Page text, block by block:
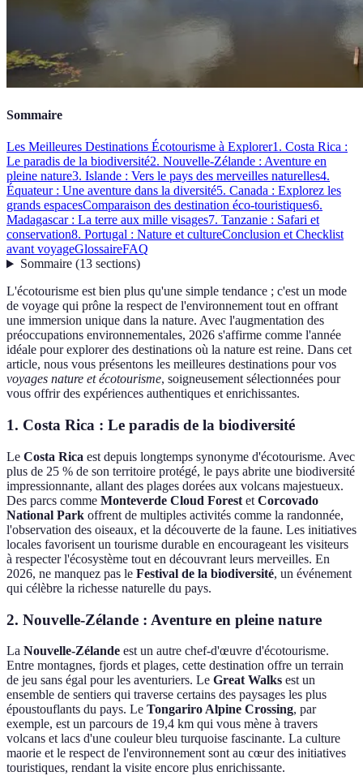
Sommaire
Les Meilleures Destinations Écotourisme à Explorer1. Costa Rica :
Le paradis de la biodiversité2. Nouvelle-Zélande : Aventure en
pleine nature3. Islande : Vers le pays des merveilles naturelles4.
Équateur : Une aventure dans la diversité5. Canada : Explorez les
grands espacesComparaison des destination éco-touristiques6.
Madagascar : La terre aux mille visages7. Tanzanie : Safari et
conservation8. Portugal : Nature et cultureConclusion et Checklist
avant voyageGlossaireFAQ
Sommaire(13 sections)
L'écotourisme est bien plus qu'une simple tendance ; c'est un mode
de voyage qui prône la respect de l'environnement tout en offrant
une immersion unique dans la nature. Avec l'augmentation des
préoccupations environnementales, 2026 s'affirme comme l'année
idéale pour explorer des destinations où la nature est reine. Dans cet
article, nous vous présentons les meilleures destinations pour vos
voyages nature et écotourisme, soigneusement sélectionnées pour
vous offrir des expériences authentiques et enrichissantes.
1. Costa Rica : Le paradis de la biodiversité
Le Costa Rica est depuis longtemps synonyme d'écotourisme. Avec
plus de 25 % de son territoire protégé, le pays abrite une biodiversité
impressionnante, allant des plages dorées aux volcans majestueux.
Des parcs comme Monteverde Cloud Forest et Corcovado
National Park offrent de multiples activités comme la randonnée,
l'observation des oiseaux, et la découverte de la faune. Les initiatives
locales favorisent un tourisme durable en encourageant les visiteurs
à respecter l'écosystème tout en découvrant leurs merveilles. En
2026, ne manquez pas le Festival de la biodiversité, un événement
qui célèbre la richesse naturelle du pays.
2. Nouvelle-Zélande : Aventure en pleine nature
La Nouvelle-Zélande est un autre chef-d'œuvre d'écotourisme.
Entre montagnes, fjords et plages, cette destination offre un terrain
de jeu sans égal pour les aventuriers. Le Great Walks est un
ensemble de sentiers qui traverse certains des paysages les plus
époustouflants du pays. Le Tongariro Alpine Crossing, par
exemple, est un parcours de 19,4 km qui vous mène à travers
volcans et lacs d'une couleur bleu turquoise fascinante. La culture
maorie et le respect de l'environnement sont au cœur des initiatives
touristiques, rendant la visite encore plus enrichissante.